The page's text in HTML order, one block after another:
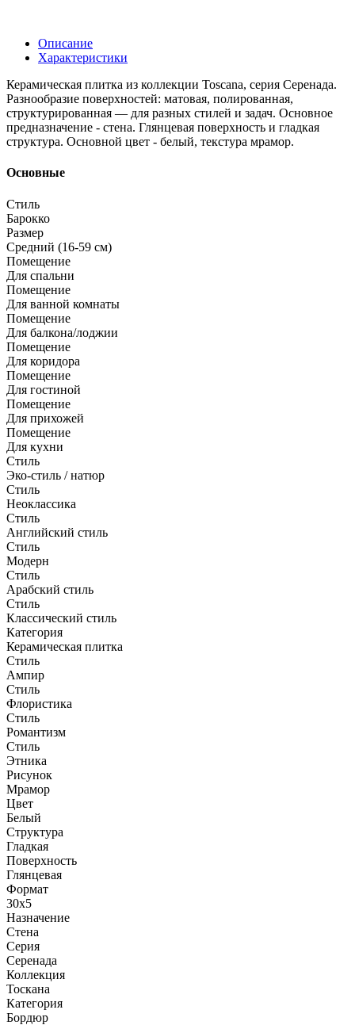
Описание
Характеристики
Керамическая плитка из коллекции Toscana, серия Серенада.
Разнообразие поверхностей: матовая, полированная,
структурированная — для разных стилей и задач. Основное
предназначение - стена. Глянцевая поверхность и гладкая
структура. Основной цвет - белый, текстура мрамор.
Основные
Стиль
Барокко
Размер
Средний (16-59 см)
Помещение
Для спальни
Помещение
Для ванной комнаты
Помещение
Для балкона/лоджии
Помещение
Для коридора
Помещение
Для гостиной
Помещение
Для прихожей
Помещение
Для кухни
Стиль
Эко-стиль / натюр
Стиль
Неоклассика
Стиль
Английский стиль
Стиль
Модерн
Стиль
Арабский стиль
Стиль
Классический стиль
Категория
Керамическая плитка
Стиль
Ампир
Стиль
Флористика
Стиль
Романтизм
Стиль
Этника
Рисунок
Мрамор
Цвет
Белый
Структура
Гладкая
Поверхность
Глянцевая
Формат
30x5
Назначение
Стена
Серия
Серенада
Коллекция
Тоскана
Категория
Бордюр